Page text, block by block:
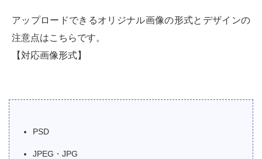
アップロードできるオリジナル画像の形式とデザインの
注意点はこちらです。
【対応画像形式】
PSD
JPEG・JPG